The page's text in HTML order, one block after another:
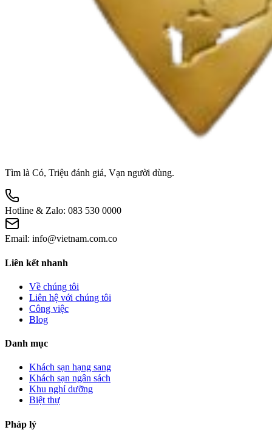
Tìm là Có, Triệu đánh giá, Vạn người dùng.
Hotline & Zalo: 083 530 0000
Email: info@vietnam.com.co
Liên kết nhanh
Về chúng tôi
Liên hệ với chúng tôi
Công việc
Blog
Danh mục
Khách sạn hạng sang
Khách sạn ngân sách
Khu nghỉ dưỡng
Biệt thự
Pháp lý